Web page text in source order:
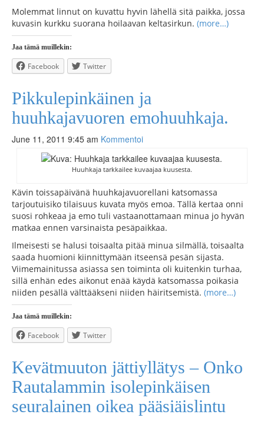
Molemmat linnut on kuvattu hyvin lähellä sitä paikka, jossa
kuvasin kurkku suorana hoilaavan keltasirkun. (more…)
Jaa tämä muillekin:
Facebook Twitter
Pikkulepinkäinen ja
huuhkajavuoren emohuuhkaja.
June 11, 2011 9:45 am Kommentoi
Huuhkaja tarkkailee kuvaajaa kuusesta.
Kävin toissapäivänä huuhkajavuorellani katsomassa
tarjoutuisiko tilaisuus kuvata myös emoa. Tällä kertaa onni
suosi rohkeaa ja emo tuli vastaanottamaan minua jo hyvän
matkaa ennen varsinaista pesäpaikkaa.
Ilmeisesti se halusi toisaalta pitää minua silmällä, toisaalta
saada huomioni kiinnittymään itseensä pesän sijasta.
Viimemainitussa asiassa sen toiminta oli kuitenkin turhaa,
sillä enhän edes aikonut enää käydä katsomassa poikasia
niiden pesällä välttääkseni niiden häiritsemistä. (more…)
Jaa tämä muillekin:
Facebook Twitter
Kevätmuuton jättiyllätys – Onko
Rautalammin isolepinkäisen
seuralainen oikea pääsiäislintu